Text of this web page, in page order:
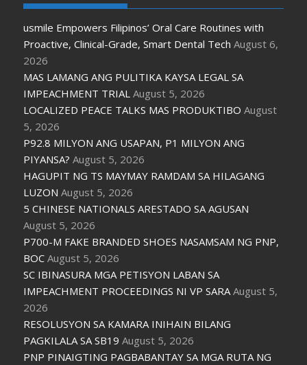
usmile Empowers Filipinos’ Oral Care Routines with
Proactive, Clinical-Grade, Smart Dental Tech August 6,
2026
MAS LAMANG ANG PULITIKA KAYSA LEGAL SA
IMPEACHMENT TRIAL August 5, 2026
LOCALIZED PEACE TALKS MAS PRODUKTIBO August
5, 2026
P92.8 MILYON ANG USAPAN, P1 MILYON ANG
PIYANSA? August 5, 2026
HAGUPIT NG TS MAYMAY RAMDAM SA HILAGANG
LUZON August 5, 2026
5 CHINESE NATIONALS ARESTADO SA AGUSAN
August 5, 2026
P700-M FAKE BRANDED SHOES NASAMSAM NG PNP,
BOC August 5, 2026
SC IBINASURA MGA PETISYON LABAN SA
IMPEACHMENT PROCEEDINGS NI VP SARA August 5,
2026
RESOLUSYON SA KAMARA INIHAIN BILANG
PAGKILALA SA SB19 August 5, 2026
PNP PINAIGTING PAGBABANTAY SA MGA RUTA NG